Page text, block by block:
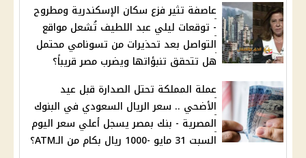
عاصفة تثير فزع سكان الإسكندرية ومطروح
- توقعات ليلي عبد اللطيف تُشعل مواقع
التواصل بعد تحذيرات من تسونامي محتمل
هل تتحقق تنبؤاتها ويضرب مصر قريباً؟
عملة المملكة تحتل الصدارة قبل عيد
الأضحي .. سعر الريال السعودي في البنوك
المصرية - بنك بمصر يسجل أعلي سعر اليوم
السبت 31 مايو -1000 ريال بكام من الـATM؟